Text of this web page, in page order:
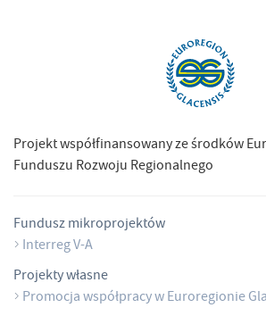
Projekt współfinansowany ze środków
Funduszu Rozwoju Regionalnego
Fundusz mikroprojektów
Interreg V-A
Projekty własne
Promocja współpracy w Euroregionie